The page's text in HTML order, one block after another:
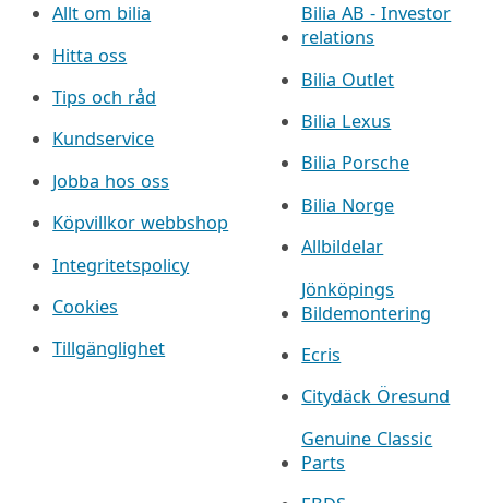
Allt om bilia
Hitta oss
Tips och råd
Kundservice
Jobba hos oss
Köpvillkor webbshop
Integritetspolicy
Cookies
Tillgänglighet
Bilia AB - Investor
relations
Bilia Outlet
Bilia Lexus
Bilia Porsche
Bilia Norge
Allbildelar
Jönköpings
Bildemontering
Ecris
Citydäck Öresund
Genuine Classic
Parts